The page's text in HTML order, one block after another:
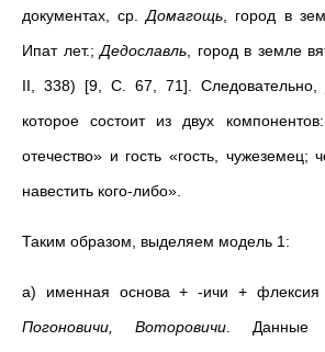
документах, ср.Домагощь , город в
Ипат лет.;Дедославль , город в земле
II, 338) [9, С. 67, 71]. Следовательно,
которое состоит из двух
отечество» и гость «гость, чужеземец;
навестить кого-либо».
Таким образом, выделяем модель 1:
а) именная основа + -ичи +
Погоновичи, Воторовичи. Данные